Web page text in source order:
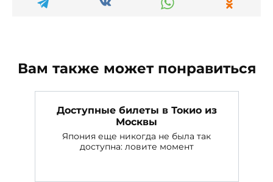
Вам также может понравиться
Доступные билеты в Токио из
Москвы
Япония еще никогда не была так
доступна: ловите момент